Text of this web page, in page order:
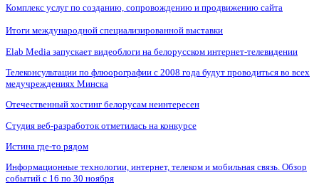
Комплекс услуг по созданию, сопровождению и продвижению сайта
Итоги международной специализированной выставки
Elab Media запускает видеоблоги на белорусском интернет-телевидении
Телеконсультации по флюорографии с 2008 года будут проводиться во всех
медучреждениях Минска
Отечественный хостинг белорусам неинтересен
Студия веб-разработок отметилась на конкурсе
Истина где-то рядом
Информационные технологии, интернет, телеком и мобильная связь. Обзор
событий с 16 по 30 ноября